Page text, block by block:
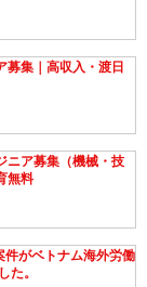
募集｜高収入・渡日
ニア募集（機械・技
無料
件がベトナム海外労働
た。